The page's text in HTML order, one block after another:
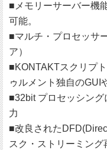
■メモリーサーバー機
可能。
■マルチ・プロセッサ
ア）
■KONTAKTスクリプ
ゥルメント独自のGUI
■32bit プロセッシン
力
■改良された
スク・ストリーミン